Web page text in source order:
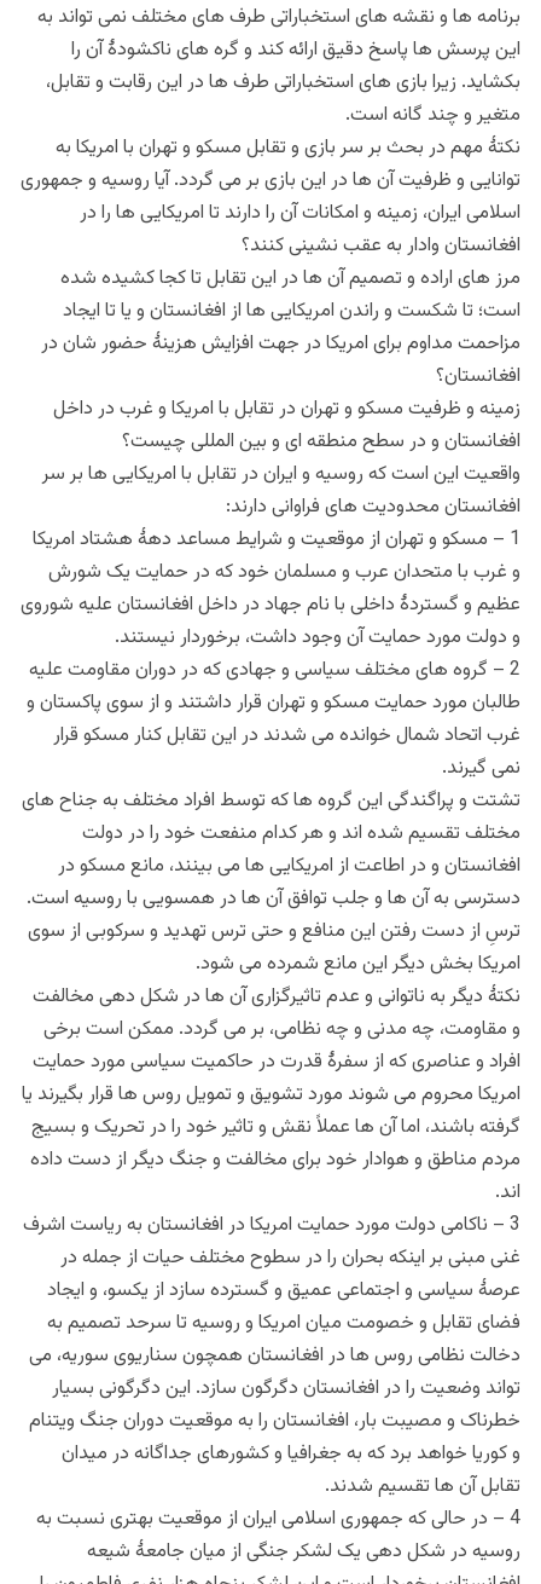
برنامه ها و نقشه های استخباراتی طرف های مختلف نمی تواند به
این پرسش ها پاسخ دقیق ارائه کند و گره های ناکشودۀ آن را
بکشاید. زیرا بازی های استخباراتی طرف ها در این رقابت و تقابل،
متغیر و چند گانه است.
نکتۀ مهم در بحث بر سر بازی و تقابل مسکو و تهران با امریکا به
توانایی و ظرفیت آن ها در این بازی بر می گردد. آیا روسیه و جمهوری
اسلامی ایران، زمینه و امکانات آن را دارند تا امریکایی ها را در
افغانستان وادار به عقب نشینی کنند؟
مرز های اراده و تصمیم آن ها در این تقابل تا کجا کشیده شده
است؛ تا شکست و راندن امریکایی ها از افغانستان و یا تا ایجاد
مزاحمت مداوم برای امریکا در جهت افزایش هزینۀ حضور شان در
افغانستان؟
زمینه و ظرفیت مسکو و تهران در تقابل با امریکا و غرب در داخل
افغانستان و در سطح منطقه ای و بین المللی چیست؟
واقعیت این است که روسیه و ایران در تقابل با امریکایی ها بر سر
افغانستان محدودیت های فراوانی دارند:
1 – مسکو و تهران از موقعیت و شرایط مساعد دهۀ هشتاد امریکا
و غرب با متحدان عرب و مسلمان خود که در حمایت یک شورش
عظیم و گستردۀ داخلی با نام جهاد در داخل افغانستان علیه شوروی
و دولت مورد حمایت آن وجود داشت، برخوردار نیستند.
2 – گروه های مختلف سیاسی و جهادی که در دوران مقاومت علیه
طالبان مورد حمایت مسکو و تهران قرار داشتند و از سوی پاکستان و
غرب اتحاد شمال خوانده می شدند در این تقابل کنار مسکو قرار
نمی گیرند.
تشتت و پراگندگی این گروه ها که توسط افراد مختلف به جناح های
مختلف تقسیم شده اند و هر کدام منفعت خود را در دولت
افغانستان و در اطاعت از امریکایی ها می بینند، مانع مسکو در
دسترسی به آن ها و جلب توافق آن ها در همسویی با روسیه است.
ترسِ از دست رفتن این منافع و حتی ترس تهدید و سرکوبی از سوی
امریکا بخش دیگر این مانع شمرده می شود.
نکتۀ دیگر به ناتوانی و عدم تاثیرگزاری آن ها در شکل دهی مخالفت
و مقاومت، چه مدنی و چه نظامی، بر می گردد. ممکن است برخی
افراد و عناصری که از سفرۀ قدرت در حاکمیت سیاسی مورد حمایت
امریکا محروم می شوند مورد تشویق و تمویل روس ها قرار بگیرند یا
گرفته باشند، اما آن ها عملاً نقش و تاثیر خود را در تحریک و بسیج
مردم مناطق و هوادار خود برای مخالفت و جنگ دیگر از دست داده
اند.
3 – ناکامی دولت مورد حمایت امریکا در افغانستان به ریاست اشرف
غنی مبنی بر اینکه بحران را در سطوح مختلف حیات از جمله در
عرصۀ سیاسی و اجتماعی عمیق و گسترده سازد از یکسو، و ایجاد
فضای تقابل و خصومت میان امریکا و روسیه تا سرحد تصمیم به
دخالت نظامی روس ها در افغانستان همچون سناریوی سوریه، می
تواند وضعیت را در افغانستان دگرگون سازد. این دگرگونی بسیار
خطرناک و مصیبت بار، افغانستان را به موقعیت دوران جنگ ویتنام
و کوریا خواهد برد که به جغرافیا و کشورهای جداگانه در میدان
تقابل آن ها تقسیم شدند.
4 – در حالی که جمهوری اسلامی ایران از موقعیت بهتری نسبت به
روسیه در شکل دهی یک لشکر جنگی از میان جامعۀ شیعه